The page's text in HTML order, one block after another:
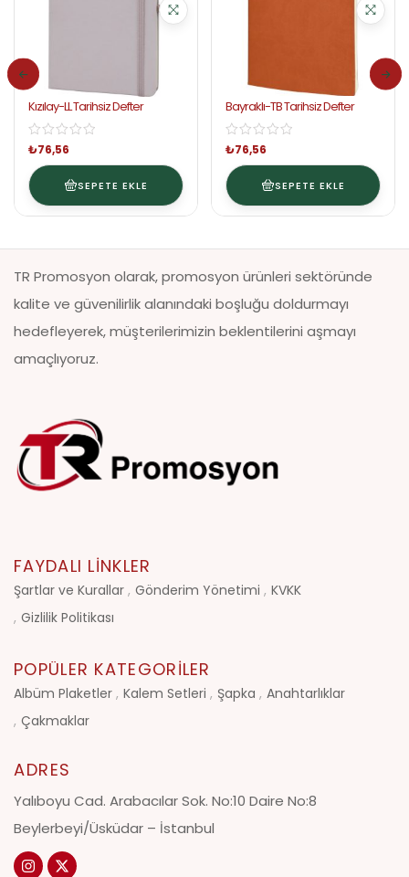
Kızılay-LL Tarihsiz Defter
₺76,56
SEPETE EKLE
Bayraklı-TB Tarihsiz Defter
₺76,56
SEPETE EKLE
TR Promosyon olarak, promosyon ürünleri sektöründe
kalite ve güvenilirlik alanındaki boşluğu doldurmayı
hedefleyerek, müşterilerimizin beklentilerini aşmayı
amaçlıyoruz.
FAYDALI LINKLER
Şartlar ve Kurallar Gönderim Yönetimi
KVKK
Gizlilik Politikası
POPÜLER KATEGORILER
Albüm Plaketler Kalem Setleri Şapka
Anahtarlıklar
Çakmaklar
ADRES
Yalıboyu Cad. Arabacılar Sok. No:10 Daire No:8
Beylerbeyi/Üsküdar – İstanbul